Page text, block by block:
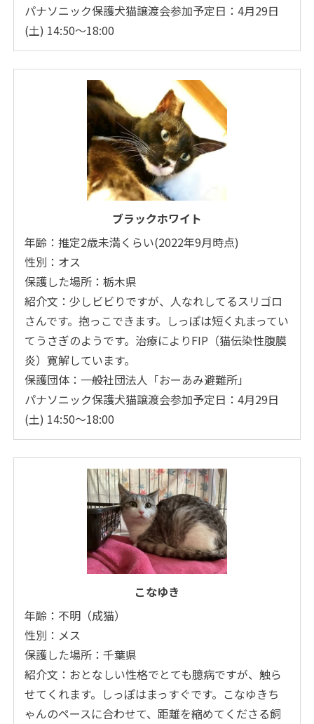
パナソニック保護犬猫譲渡会参加予定日：4月29日
(土) 14:50～18:00
ブラックホワイト
年齢：推定2歳未満くらい(2022年9月時点)
性別：オス
保護した場所：栃木県
紹介文：少しビビりですが、人なれしてるスリゴロ
さんです。抱っこできます。しっぽは短く丸まってい
てうさぎのようです。治療によりFIP（猫伝染性腹膜
炎）寛解しています。
保護団体：一般社団法人「おーあみ避難所」
パナソニック保護犬猫譲渡会参加予定日：4月29日
(土) 14:50～18:00
こなゆき
年齢：不明（成猫）
性別：メス
保護した場所：千葉県
紹介文：おとなしい性格でとても臆病ですが、触ら
せてくれます。しっぽはまっすぐです。こなゆきち
ゃんのペースに合わせて、距離を縮めてくださる飼